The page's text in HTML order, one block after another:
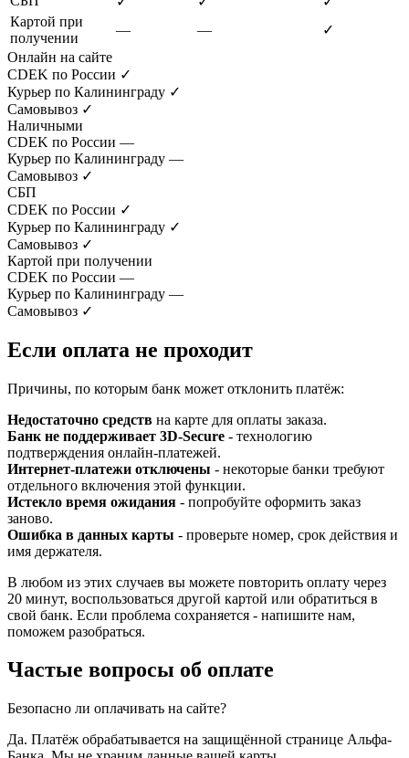
Картой при
получении
— —
✓
Онлайн на сайте
CDEK по России ✓
Курьер по Калининграду ✓
Самовывоз ✓
Наличными
CDEK по России —
Курьер по Калининграду —
Самовывоз ✓
СБП
CDEK по России ✓
Курьер по Калининграду ✓
Самовывоз ✓
Картой при получении
CDEK по России —
Курьер по Калининграду —
Самовывоз ✓
Если оплата не проходит
Причины, по которым банк может отклонить платёж:
Недостаточно средств на карте для оплаты заказа.
Банк не поддерживает 3D-Secure - технологию
подтверждения онлайн-платежей.
Интернет-платежи отключены - некоторые банки требуют
отдельного включения этой функции.
Истекло время ожидания - попробуйте оформить заказ
заново.
Ошибка в данных карты - проверьте номер, срок действия и
имя держателя.
В любом из этих случаев вы можете повторить оплату через
20 минут, воспользоваться другой картой или обратиться в
свой банк. Если проблема сохраняется - напишите нам,
поможем разобраться.
Частые вопросы об оплате
Безопасно ли оплачивать на сайте?
Да. Платёж обрабатывается на защищённой странице Альфа-